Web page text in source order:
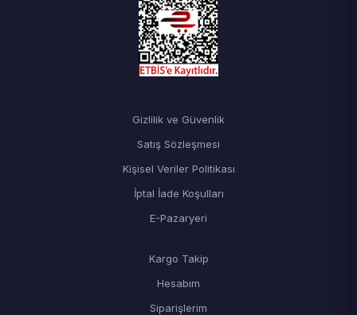
Gizlilik ve Güvenlik
Satış Sözleşmesi
Kişisel Veriler Politikası
İptal İade Koşulları
E-Pazaryeri
Kargo Takip
Hesabım
Siparişlerim